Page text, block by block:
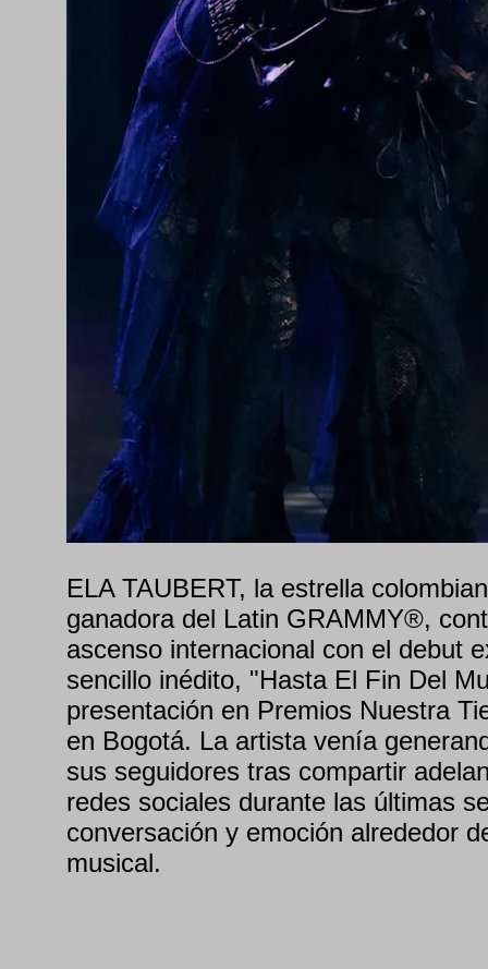
ELA TAUBERT, la estrella
ganadora del Latin GRAMMY®,
ascenso internacional con el debut
sencillo inédito, "Hasta El Fin Del
presentación en Premios Nuestra
en Bogotá. La artista venía
sus seguidores tras compartir
redes sociales durante las últimas
conversación y emoción alrededor
musical.